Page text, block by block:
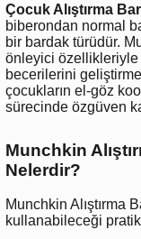
Çocuk Alıştırma
biberondan normal
bir bardak türüdür.
önleyici özellikleriyle
becerilerini
çocukların el-göz
sürecinde özgüven
Munchkin
Nelerdir?
Munchkin Alıştırma
kullanabileceği